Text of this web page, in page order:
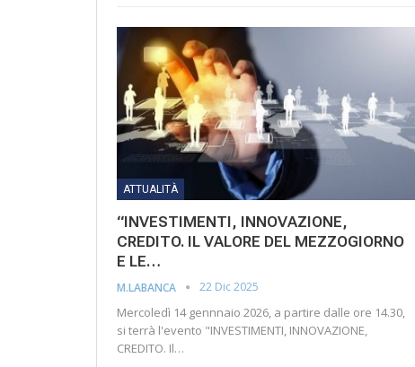
ATTUALITÀ
“INVESTIMENTI, INNOVAZIONE,
CREDITO. IL VALORE DEL MEZZOGIORNO
E LE…
M.LABANCA 22 Dic 2025
Mercoledì 14 gennnaio 2026, a partire dalle ore 14.30,
si terrà l'evento "INVESTIMENTI, INNOVAZIONE,
CREDITO. Il…